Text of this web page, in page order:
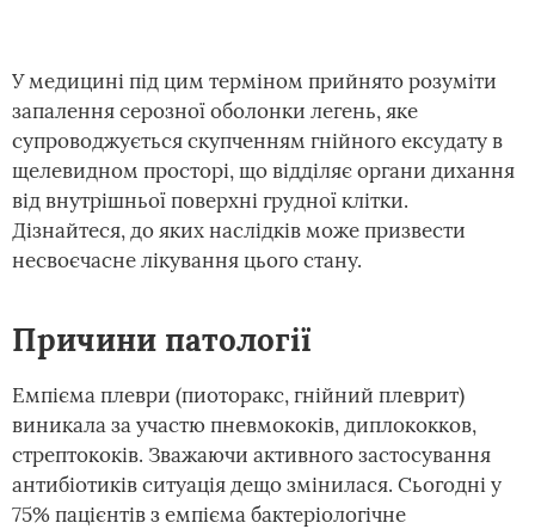
У медицині під цим терміном прийнято розуміти
запалення серозної оболонки легень, яке
супроводжується скупченням гнійного ексудату в
щелевидном просторі, що відділяє органи дихання
від внутрішньої поверхні грудної клітки.
Дізнайтеся, до яких наслідків може призвести
несвоєчасне лікування цього стану.
Причини патології
Емпієма плеври (пиоторакс, гнійний плеврит)
виникала за участю пневмококів, диплококков,
стрептококів. Зважаючи активного застосування
антибіотиків ситуація дещо змінилася. Сьогодні у
75% пацієнтів з емпієма бактеріологічне